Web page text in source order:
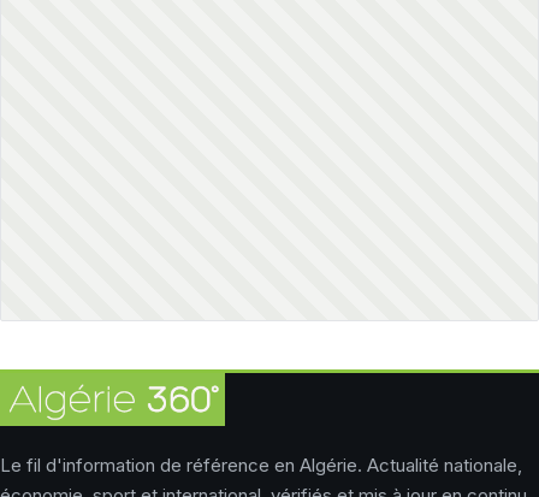
Le fil d'information de référence en Algérie. Actualité nationale,